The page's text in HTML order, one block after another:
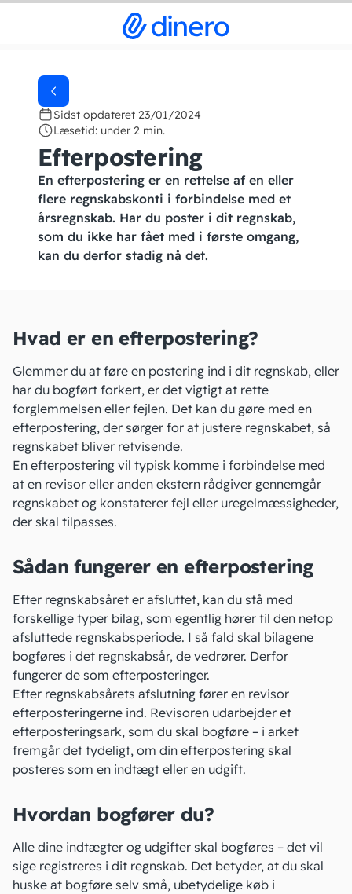
Sidst opdateret 23/01/2024
Læsetid: under 2 min.
Efterpostering
En efterpostering er en rettelse af en eller
flere regnskabskonti i forbindelse med et
årsregnskab. Har du poster i dit regnskab,
som du ikke har fået med i første omgang,
kan du derfor stadig nå det.
Hvad er en efterpostering?
Glemmer du at føre en postering ind i dit regnskab, eller
har du bogført forkert, er det vigtigt at rette
forglemmelsen eller fejlen. Det kan du gøre med en
efterpostering, der sørger for at justere regnskabet, så
regnskabet bliver retvisende.
En efterpostering vil typisk komme i forbindelse med
at en revisor eller anden ekstern rådgiver gennemgår
regnskabet og konstaterer fejl eller uregelmæssigheder,
der skal tilpasses.
Sådan fungerer en efterpostering
Efter regnskabsåret er afsluttet, kan du stå med
forskellige typer bilag, som egentlig hører til den netop
afsluttede regnskabsperiode. I så fald skal bilagene
bogføres i det regnskabsår, de vedrører. Derfor
fungerer de som efterposteringer.
Efter regnskabsårets afslutning fører en revisor
efterposteringerne ind. Revisoren udarbejder et
efterposteringsark, som du skal bogføre – i arket
fremgår det tydeligt, om din efterpostering skal
posteres som en indtægt eller en udgift.
Hvordan bogfører du?
Alle dine indtægter og udgifter skal bogføres – det vil
sige registreres i dit regnskab. Det betyder, at du skal
huske at bogføre selv små, ubetydelige køb i